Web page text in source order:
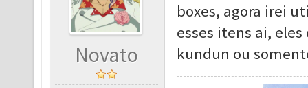
Novato
boxes, agora irei
esses itens ai,
kundun ou